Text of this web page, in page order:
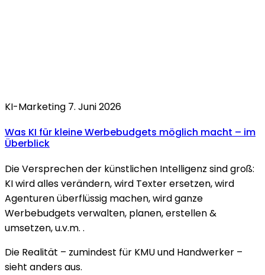
KI-Marketing 7. Juni 2026
Was KI für kleine Werbebudgets möglich macht – im
Überblick
Die Versprechen der künstlichen Intelligenz sind groß:
KI wird alles verändern, wird Texter ersetzen, wird
Agenturen überflüssig machen, wird ganze
Werbebudgets verwalten, planen, erstellen &
umsetzen, u.v.m. .
Die Realität – zumindest für KMU und Handwerker –
sieht anders aus.